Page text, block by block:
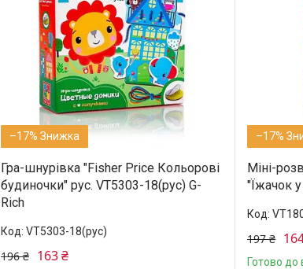
–17%
Гра-шнурівка "Fisher Price Кольорові
будиночки" рус. VT5303-18(рус) G-
Rich
VT5303-18(рус)
196 ₴ 163 ₴
–17%
Міні-
"Їжачок
197 ₴
Готово до